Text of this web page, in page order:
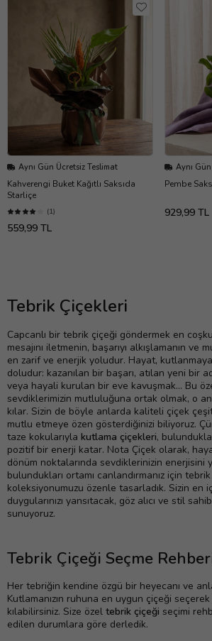
Aynı Gün Ücretsiz Teslimat
Kahverengi Buket Kağıtlı Saksıda
Starliçe
(1)
559,99 TL
Aynı
Pembe
929,99 TL
Tebrik Çiçekleri
Capcanlı bir tebrik çiçeği göndermek en
mesajını iletmenin, başarıyı alkışlamanın ve
en zarif ve enerjik yoludur. Hayat,
doludur: kazanılan bir başarı, atılan yeni bir
veya hayali kurulan bir eve kavuşmak... Bu
sevdiklerimizin mutluluğuna ortak olmak, o
kılar. Sizin de böyle anlarda kaliteli çiçek
mutlu etmeye özen gösterdiğinizi biliyoruz.
taze kokularıyla kutlama çiçekleri,
pozitif bir enerji katar. Nota Çiçek olarak,
dönüm noktalarında sevdiklerinizin enerjisini
bulundukları ortamı canlandırmanız için
koleksiyonumuzu özenle tasarladık. Sizin en
duygularınızı yansıtacak, göz alıcı ve stil
sunuyoruz.
Tebrik Çiçeği Seçme
Her tebriğin kendine özgü bir heyecanı ve
Kutlamanızın ruhuna en uygun çiçeği
kılabilirsiniz. Size özel tebrik çiçeği seçimi
edilen durumlara göre derledik.